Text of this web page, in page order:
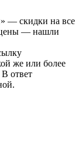
— скидки на все
цены — нашли
же или более
В ответ